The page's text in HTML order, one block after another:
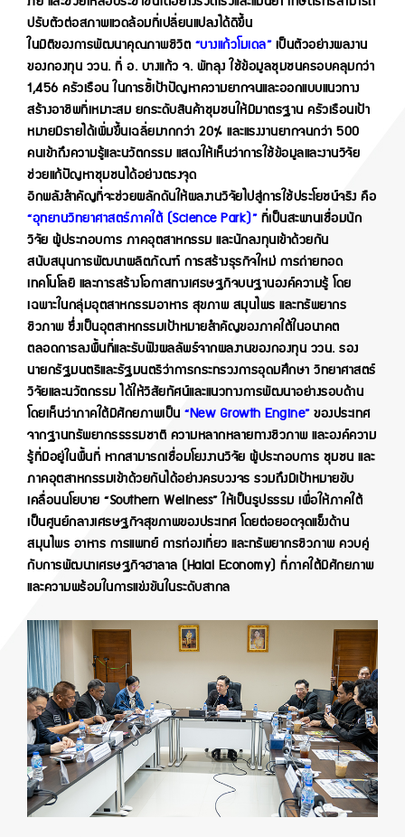
ปรับตัวต่อสภาพแวดล้อมที่เปลี่ยนแปลงได้ดีขึ้น
ในมิติของการพัฒนาคุณภาพชีวิต “บางแก้วโมเดล”เป็นตัวอย่างผลงาน
ของกองทุน ววน. ที่ อ. บางแก้ว จ. พัทลุง ใช้ข้อมูลชุมชนครอบคลุมกว่า
1,456 ครัวเรือน ในการชี้เป้าปัญหาความยากจนและออกแบบแนวทาง
สร้างอาชีพที่เหมาะสม ยกระดับสินค้าชุมชนให้มีมาตรฐาน ครัวเรือนเป้า
หมายมีรายได้เพิ่มขึ้นเฉลี่ยมากกว่า 20% และแรงงานยากจนกว่า 500
คนเข้าถึงความรู้และนวัตกรรม แสดงให้เห็นว่าการใช้ข้อมูลและงานวิจัย
ช่วยแก้ปัญหาชุมชนได้อย่างตรงจุด
อีกพลังสำคัญที่จะช่วยผลักดันให้ผลงานวิจัยไปสู่การใช้ประโยชน์จริง คือ
“อุทยานวิทยาศาสตร์ภาคใต้ (Science Park)”ที่เป็นสะพานเชื่อมนัก
วิจัย ผู้ประกอบการ ภาคอุตสาหกรรม และนักลงทุนเข้าด้วยกัน
สนับสนุนการพัฒนาผลิตภัณฑ์ การสร้างธุรกิจใหม่ การถ่ายทอด
เทคโนโลยี และการสร้างโอกาสทางเศรษฐกิจบนฐานองค์ความรู้ โดย
เฉพาะในกลุ่มอุตสาหกรรมอาหาร สุขภาพ สมุนไพร และทรัพยากร
ชีวภาพ ซึ่งเป็นอุตสาหกรรมเป้าหมายสำคัญของภาคใต้ในอนาคต
ตลอดการลงพื้นที่และรับฟังผลลัพธ์จากผลงานของกองทุน ววน. รอง
นายกรัฐมนตรีและรัฐมนตรีว่าการกระทรวงการอุดมศึกษา วิทยาศาสตร์
วิจัยและนวัตกรรม ได้ให้วิสัยทัศน์และแนวทางการพัฒนาอย่างรอบด้าน
โดยเห็นว่าภาคใต้มีศักยภาพเป็น “New Growth Engine”ของประเทศ
จากฐานทรัพยากรธรรมชาติ ความหลากหลายทางชีวภาพ และองค์ความ
รู้ที่มีอยู่ในพื้นที่ หากสามารถเชื่อมโยงงานวิจัย ผู้ประกอบการ ชุมชน และ
ภาคอุตสาหกรรมเข้าด้วยกันได้อย่างครบวงจร รวมถึงมีเป้าหมายขับ
เคลื่อนนโยบาย “Southern Wellness” ให้เป็นรูปธรรม เพื่อให้ภาคใต้
เป็นศูนย์กลางเศรษฐกิจสุขภาพของประเทศ โดยต่อยอดจุดแข็งด้าน
สมุนไพร อาหาร การแพทย์ การท่องเที่ยว และทรัพยากรชีวภาพ ควบคู่
กับการพัฒนาเศรษฐกิจฮาลาล (Halal Economy) ที่ภาคใต้มีศักยภาพ
และความพร้อมในการแข่งขันในระดับสากล